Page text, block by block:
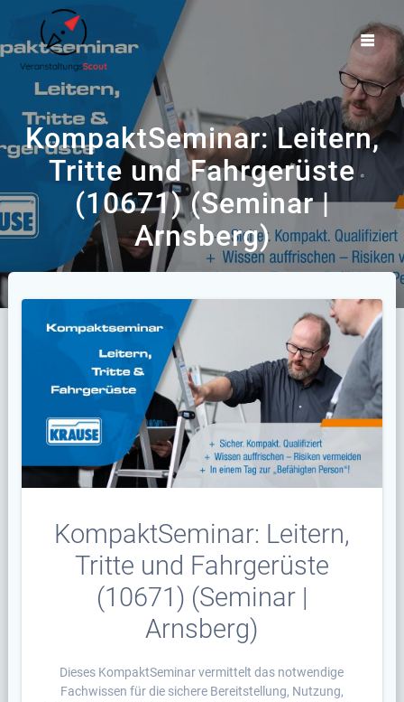
KompaktSeminar: Leitern,
Tritte und Fahrgerüste
(10671) (Seminar |
Arnsberg)
KompaktSeminar: Leitern,
Tritte und Fahrgerüste
(10671) (Seminar |
Arnsberg)
Dieses KompaktSeminar vermittelt das notwendige
Fachwissen für die sichere Bereitstellung, Nutzung,